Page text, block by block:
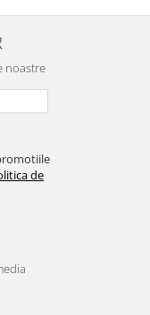
noastre
de